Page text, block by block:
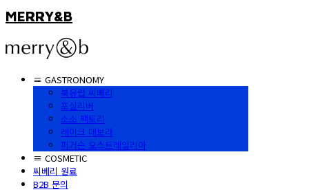
MERRY&B
≡ GASTRONOMY
북유럽 씨베리
포실리버
소소 팩토리
레이크 데보라
퍼거슨 오스트레일리아
≡ COSMETIC
씨베리 원료
B2B 문의